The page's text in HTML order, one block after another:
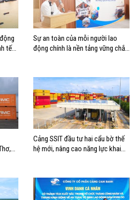
tế
Sự an toàn của mỗi người lao
động chính là nền tảng vững chắc
Cảng SSIT đầu tư hai cẩu bờ thế
hệ mới, nâng cao năng lực khai